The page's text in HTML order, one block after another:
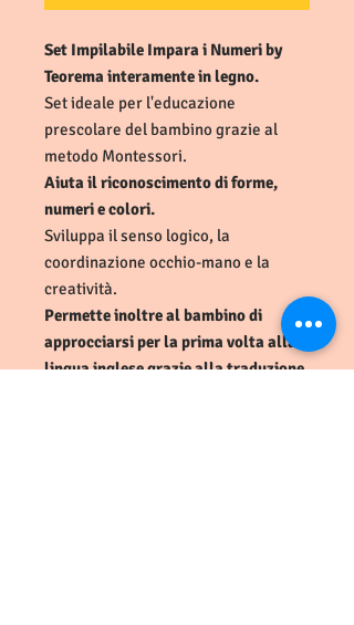
Set Impilabile Impara i Numeri by
Teorema interamente in legno.
Set ideale per l'educazione
prescolare del bambino grazie al
metodo Montessori.
Aiuta il riconoscimento di forme,
numeri e colori.
Sviluppa il senso logico, la
coordinazione occhio-mano e la
creatività.
Permette inoltre al bambino di
approcciarsi per la prima volta alla
lingua inglese grazie alla traduzione